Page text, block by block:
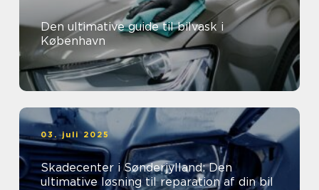
Den ultimative guide til bilvask i
København
03. juli 2025
Skadecenter i Sønderjylland: Den
ultimative løsning til reparation af din bil